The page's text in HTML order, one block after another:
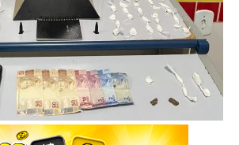
FOTO: PMMG